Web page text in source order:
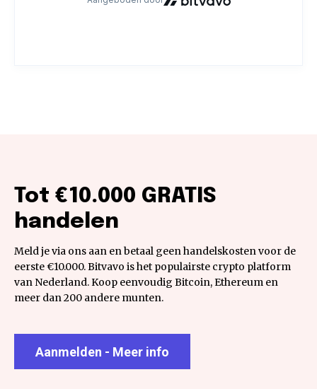
Tot €10.000 GRATIS
handelen
Meld je via ons aan en betaal geen handelskosten voor de
eerste €10.000. Bitvavo is het populairste crypto platform
van Nederland. Koop eenvoudig Bitcoin, Ethereum en
meer dan 200 andere munten.
Aanmelden - Meer info